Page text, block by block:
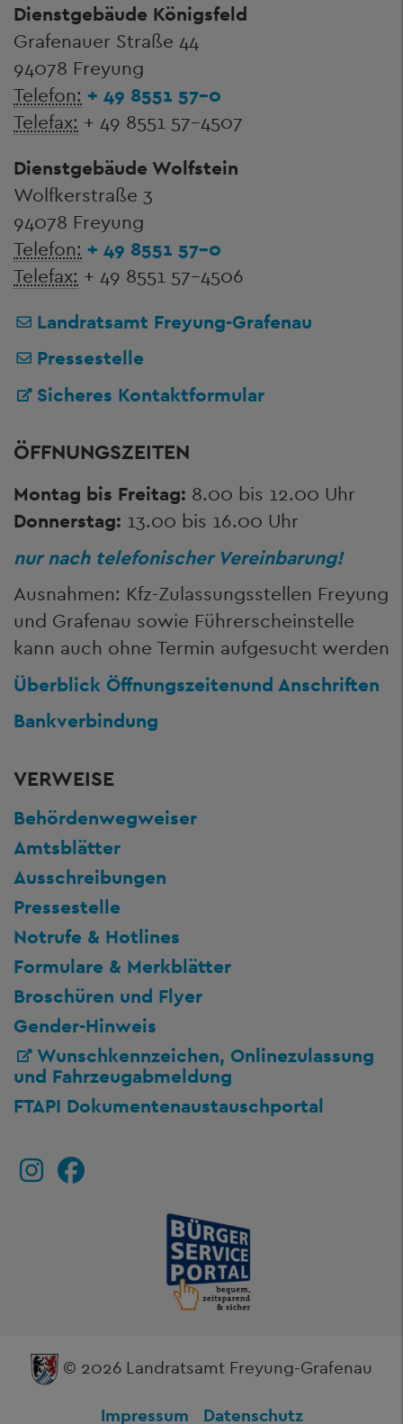
Dienstgebäude Königsfeld
Grafenauer Straße 44
94078 Freyung
Telefon: + 49 8551 57-0
Telefax: + 49 8551 57-4507
Dienstgebäude Wolfstein
Wolfkerstraße 3
94078 Freyung
Telefon: + 49 8551 57-0
Telefax: + 49 8551 57-4506
Landratsamt Freyung-Grafenau
Pressestelle
Sicheres Kontaktformular
ÖFFNUNGSZEITEN
Montag bis Freitag: 8.00 bis 12.00 Uhr
Donnerstag: 13.00 bis 16.00 Uhr
nur nach telefonischer Vereinbarung!
Ausnahmen: Kfz-Zulassungsstellen Freyung
und Grafenau sowie Führerscheinstelle
kann auch ohne Termin aufgesucht werden
Überblick Öffnungszeitenund Anschriften
Bankverbindung
VERWEISE
Behördenwegweiser
Amtsblätter
Ausschreibungen
Pressestelle
Notrufe & Hotlines
Formulare & Merkblätter
Broschüren und Flyer
Gender-Hinweis
Wunschkennzeichen, Onlinezulassung
und Fahrzeugabmeldung
FTAPI Dokumentenaustauschportal
© 2026 Landratsamt Freyung-Grafenau
Impressum Datenschutz